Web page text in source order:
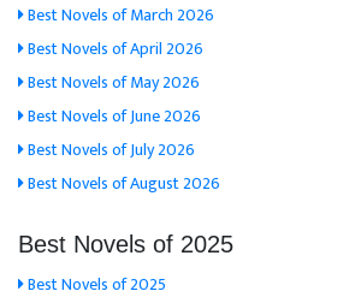
Best Novels of March 2026
Best Novels of April 2026
Best Novels of May 2026
Best Novels of June 2026
Best Novels of July 2026
Best Novels of August 2026
Best Novels of 2025
Best Novels of 2025